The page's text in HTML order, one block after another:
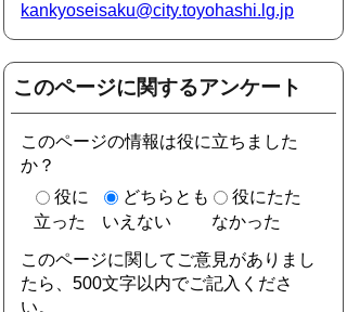
kankyoseisaku@city.toyohashi.lg.jp
このページに関するアンケート
このページの情報は役に立ちました
か？
役に
立った
どちらとも
いえない
役にたた
なかった
このページに関してご意見がありまし
たら、500文字以内でご記入くださ
い。